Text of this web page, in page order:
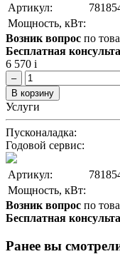
Артикул:
Мощность, кВт:
Возник вопрос по
Бесплатная
6 570 i
–
В корзину
Услуги
Пусконаладка:
Годовой сервис:
Артикул:
Мощность, кВт:
Возник вопрос по
Бесплатная
Ранее вы